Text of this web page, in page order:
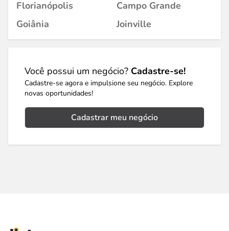
Florianópolis
Campo Grande
Goiânia
Joinville
Você possui um negócio? Cadastre-se!
Cadastre-se agora e impulsione seu negócio. Explore
novas oportunidades!
Cadastrar meu negócio